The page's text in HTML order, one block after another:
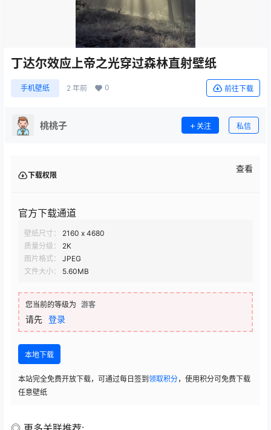
丁达尔效应上帝之光穿过森林直射壁纸
手机壁纸 2 年前 0 前往下载
桃桃子 关注 私信
下载权限
查看
官方下载通道
壁纸尺寸：
2160 x 4680
质量分级：
2K
图片格式：
JPEG
文件大小：
5.60MB
您当前的等级为 游客
请先 登录
本地下载
本站完全免费开放下载，可通过每日签到 领取积分，使用积分可免费下载
任意壁纸